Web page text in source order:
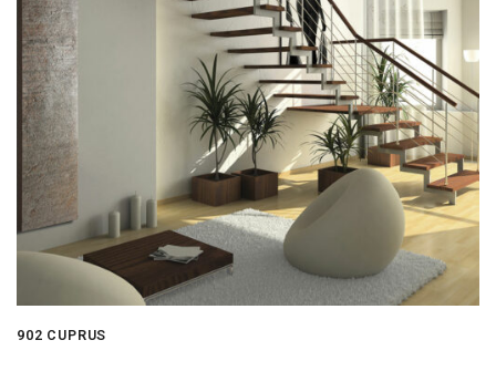
902 CUPRUS